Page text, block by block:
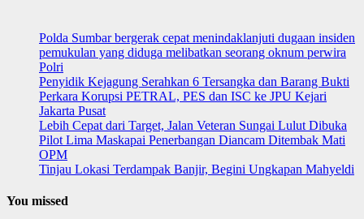
Polda Sumbar bergerak cepat menindaklanjuti dugaan insiden
pemukulan yang diduga melibatkan seorang oknum perwira
Polri
Penyidik Kejagung Serahkan 6 Tersangka dan Barang Bukti
Perkara Korupsi PETRAL, PES dan ISC ke JPU Kejari
Jakarta Pusat
Lebih Cepat dari Target, Jalan Veteran Sungai Lulut Dibuka
Pilot Lima Maskapai Penerbangan Diancam Ditembak Mati
OPM
Tinjau Lokasi Terdampak Banjir, Begini Ungkapan Mahyeldi
You missed